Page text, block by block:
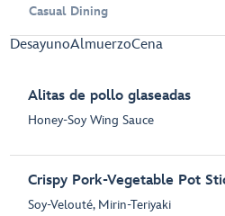
Casual Dining
DesayunoAlmuerzoCena
Alitas de pollo glaseadas
Honey-Soy Wing Sauce
Crispy Pork-Vegetable Pot
Soy-Velouté, Mirin-Teriyaki